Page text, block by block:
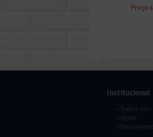
Preço
Institucional
» Sobre nós
» Ajuda
»